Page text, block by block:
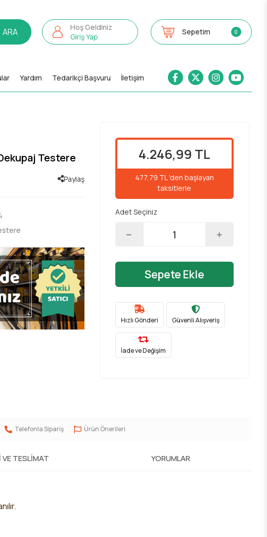
ARA
Hoş Geldiniz
Giriş Yap
Sepetim 0
Yardım Tedarikçi Başvuru İletişim
Testere
Paylaş
4.246,99 TL
477,79 TL 'den başlayan
taksitlerle
Adet Seçiniz
Sepete Ekle
Hızlı Gönderi Güvenli Alışveriş
İade ve Değişim
Telefonla Sipariş Ürün Önerileri
TESLIMAT YORUMLAR